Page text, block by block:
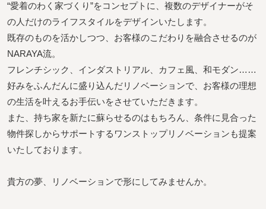
“愛着のわく家づくり”をコンセプトに、複数のデザイナーがそ
の人だけのライフスタイルをデザインいたします。
既存のものを活かしつつ、お客様のこだわりを融合させるのが
NARAYA流。
フレンチシック、インダストリアル、カフェ風、和モダン……
好みをふんだんに盛り込んだリノベーションで、お客様の理想
の生活を叶えるお手伝いをさせていただきます。
また、持ち家を新たに蘇らせるのはもちろん、条件に見合った
物件探しからサポートするワンストップリノベーションも提案
いたしております。
貴方の夢、リノベーションで形にしてみませんか。